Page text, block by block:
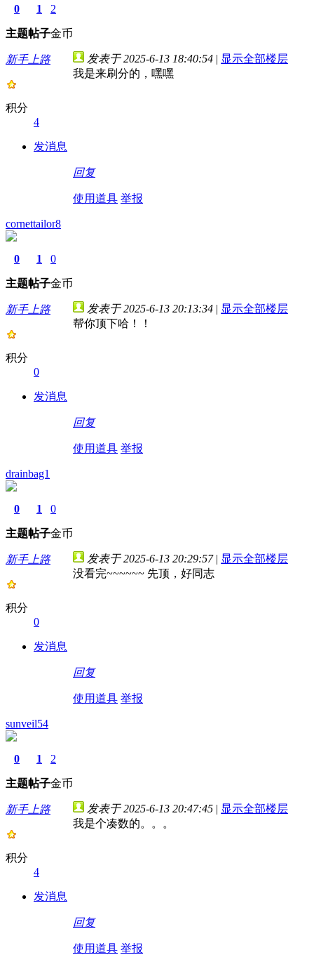
0
主题
1
帖子
2
金币
新手上路
积分
4
发消息
发表于 2025-6-13 18:40:54 | 显示全部楼层
我是来刷分的，嘿嘿
回复
使用道具 举报
cornettailor8
0
主题
1
帖子
0
金币
新手上路
积分
0
发消息
发表于 2025-6-13 20:13:34 | 显示全部楼层
帮你顶下哈！！
回复
使用道具 举报
drainbag1
0
主题
1
帖子
0
金币
新手上路
积分
0
发消息
发表于 2025-6-13 20:29:57 | 显示全部楼层
没看完~~~~~~ 先顶，好同志
回复
使用道具 举报
sunveil54
0
主题
1
帖子
2
金币
新手上路
积分
4
发消息
发表于 2025-6-13 20:47:45 | 显示全部楼层
我是个凑数的。。。
回复
使用道具 举报